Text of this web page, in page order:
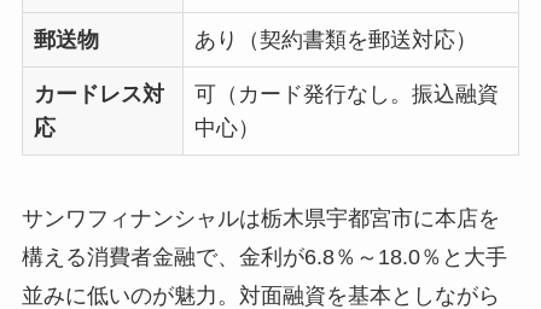
郵送物 あり（契約書類を郵送対応）
カードレス対
応
可（カード発行なし。振込融資
中心）
サンワフィナンシャルは栃木県宇都宮市に本店を
構える消費者金融で、金利が6.8％～18.0％と大手
並みに低いのが魅力。対面融資を基本としながら